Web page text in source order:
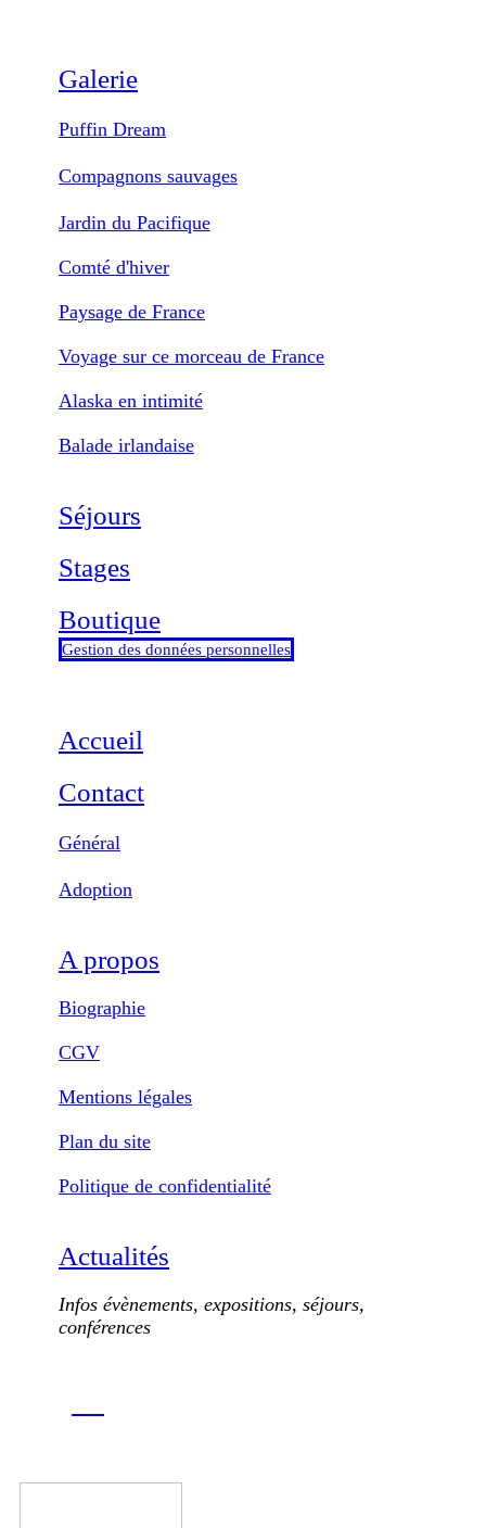
Galerie
Puffin Dream
Compagnons sauvages
Jardin du Pacifique
Comté d'hiver
Paysage de France
Voyage sur ce morceau de France
Alaska en intimité
Balade irlandaise
Séjours
Stages
Boutique
Gestion des données personnelles
Accueil
Contact
Général
Adoption
A propos
Biographie
CGV
Mentions légales
Plan du site
Politique de confidentialité
Actualités
Infos évènements, expositions, séjours,
conférences